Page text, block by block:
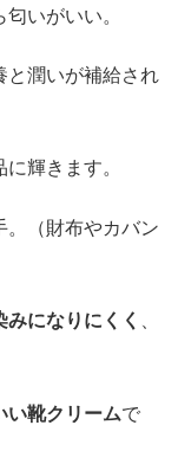
いがいい。
と潤いが補給され
に輝きます。
。（財布やカバン
みになりにくく
い靴クリームで